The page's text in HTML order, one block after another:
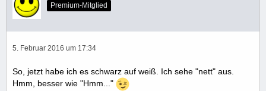
Premium-Mitglied
5. Februar 2016 um 17:34
So, jetzt habe ich es schwarz auf weiß. Ich sehe "nett" aus.
Hmm, besser wie "Hmm..."